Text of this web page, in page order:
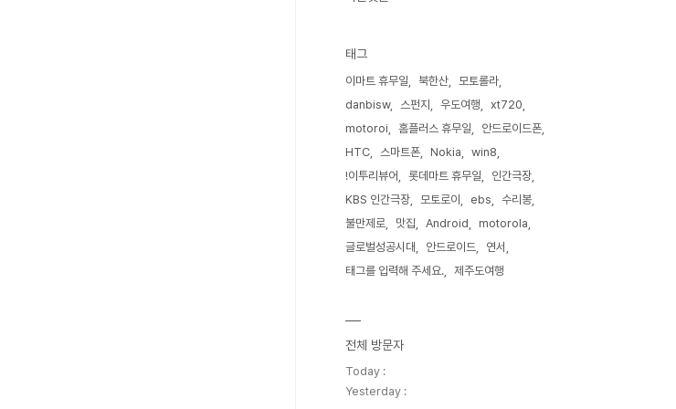
태그
이마트 휴무일 북한산
모토롤라
danbisw
스펀지 우도여행
xt720
motoroi
홈플러스 휴무일
안드로이드폰
HTC
스마트폰 Nokia
win8
!이투리뷰어
롯데마트 휴무일
인간극장
KBS 인간극장
모토로이 ebs
수리봉
불만제로
맛집 Android
motorola
글로벌성공시대
안드로이드
연서
태그를 입력해 주세요.
제주도여행
전체 방문자
Today :
Yesterday :